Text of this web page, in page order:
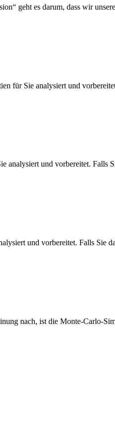
geht es darum, dass wir
für Sie analysiert und
und vorbereitet. Falls
und vorbereitet. Falls Sie
nach, ist die Monte-Carlo-